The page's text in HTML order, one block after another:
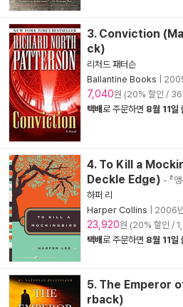
3. Conviction
ck)
리처드 패터슨
Ballantine Books
7,040원 (20% 할인 /
택배로 주문하면 8월 11일
4. To Kill a
Deckle Edge) - 『
하퍼 리
Harper Collins
2006
23,920원 (20% 할인 /
택배로 주문하면 8월 11일
5. The Emperor
rback)